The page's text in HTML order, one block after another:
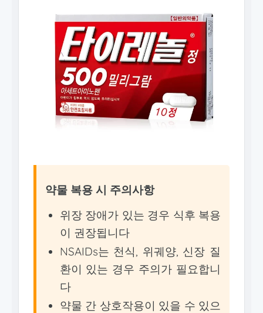
약물 복용 시 주의사항
위장 장애가 있는 경우 식후 복용
이 권장됩니다
NSAIDs는 천식, 위궤양, 신장 질
환이 있는 경우 주의가 필요합니
다
약물 간 상호작용이 있을 수 있으